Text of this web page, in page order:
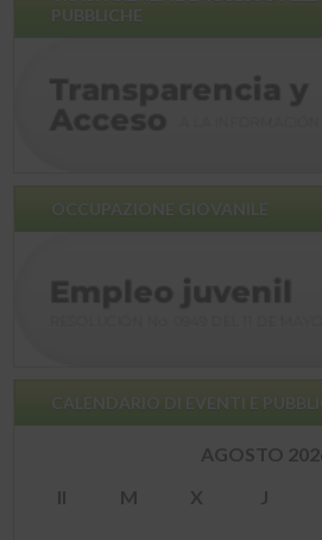
PUBBLICHE
OCCUPAZIONE GIOVANILE
CALENDARIO DI EVENTI E
AGOSTO
Il
M X J